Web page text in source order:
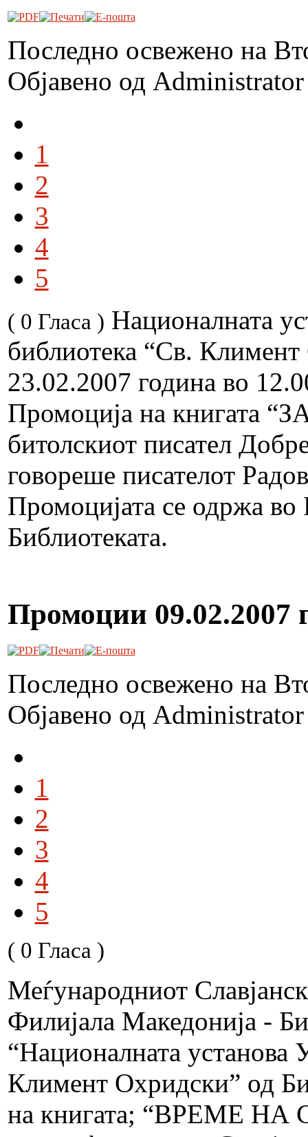
Последно освежено на
Објавено од
1
2
3
4
5
( 0 Гласа ) Националната
библиотека “Св.
23.02.2007 година во
Промоција на
битолскиот писател
говореше писателот
Промоцијата се одржа во
Библиотеката.
Промоции 09.02.2007
Последно освежено на
Објавено од
1
2
3
4
5
( 0 Гласа )
Меѓународниот
Филијала Македонија -
“Националната установа
Климент Охридски” од
на книгата; “ВРЕМЕ